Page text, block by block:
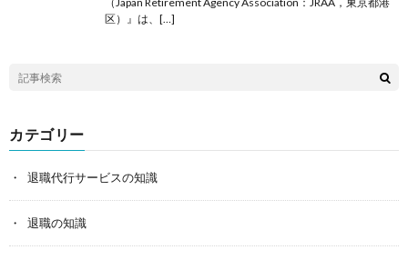
区）』は、[…]
カテゴリー
退職代行サービスの知識
退職の知識